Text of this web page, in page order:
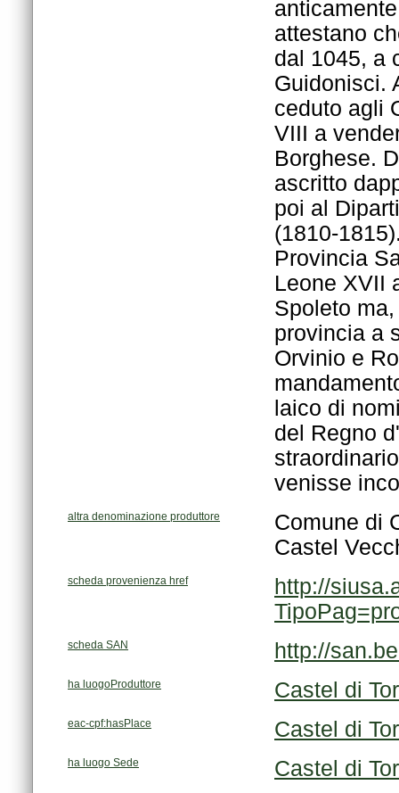
venisse
altra denominazione produttore
Comune di
Castel
scheda provenienza href
scheda SAN http://
ha luogoProduttore Castel di
eac-cpf:hasPlace Castel di
ha luogo Sede Castel di